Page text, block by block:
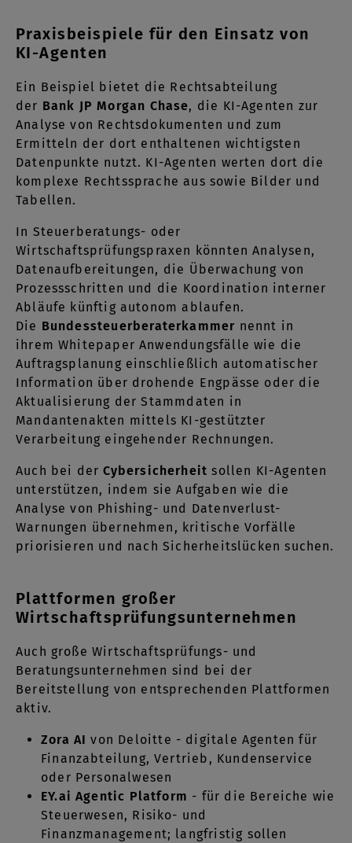
Praxisbeispiele für den Einsatz von
KI-Agenten
Ein Beispiel bietet die Rechtsabteilung
der Bank JP Morgan Chase, die KI-Agenten zur
Analyse von Rechtsdokumenten und zum
Ermitteln der dort enthaltenen wichtigsten
Datenpunkte nutzt. KI-Agenten werten dort die
komplexe Rechtssprache aus sowie Bilder und
Tabellen.
In Steuerberatungs- oder
Wirtschaftsprüfungspraxen könnten Analysen,
Datenaufbereitungen, die Überwachung von
Prozessschritten und die Koordination interner
Abläufe künftig autonom ablaufen.
Die Bundessteuerberaterkammer nennt in
ihrem Whitepaper Anwendungsfälle wie die
Auftragsplanung einschließlich automatischer
Information über drohende Engpässe oder die
Aktualisierung der Stammdaten in
Mandantenakten mittels KI-gestützter
Verarbeitung eingehender Rechnungen.
Auch bei derCybersicherheit sollen KI-Agenten
unterstützen, indem sie Aufgaben wie die
Analyse von Phishing- und Datenverlust-
Warnungen übernehmen, kritische Vorfälle
priorisieren und nach Sicherheitslücken suchen.
Plattformen großer
Wirtschaftsprüfungsunternehmen
Auch große Wirtschaftsprüfungs- und
Beratungsunternehmen sind bei der
Bereitstellung von entsprechenden Plattformen
aktiv.
Zora AI von Deloitte - digitale Agenten für
Finanzabteilung, Vertrieb, Kundenservice
oder Personalwesen
EY.ai Agentic Platform - für die Bereiche wie
Steuerwesen, Risiko- und
Finanzmanagement; langfristig sollen